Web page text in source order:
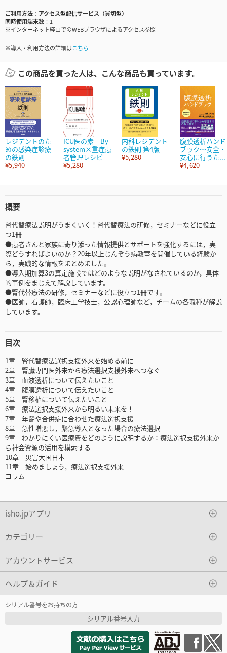
ご利用方法
アクセス型配信サービス（買切型）
同時使用端末数
1
※インターネット経由でのWEBブラウザによるアクセス参照
※導入・利用方法の詳細はこちら
この商品を買った人は、こんな商品も買っています。
レジデントのた
めの感染症診療
の鉄則
¥5,940
ICU医の素 By
system×重症患
者管理レシピ
¥5,280
内科レジデント
の鉄則 第4版
¥5,280
腹膜透析ハンド
ブック～安全・
安心に行うた...
¥4,620
概要
腎代替療法説明がうまくいく！腎代替療法の研修，セミナーなどに役立
つ1冊
●患者さんと家族に寄り添った情報提供とサポートを強化するには，実
際どうすればよいのか？20年以上じんぞう病教室を開催している経験か
ら，実践的な情報をまとめました。
●導入期加算3の算定施設ではどのような説明がなされているのか，具体
的事例をまじえて解説しています。
●腎代替療法の研修，セミナーなどに役立つ1冊です。
●医師，看護師，臨床工学技士，公認心理師など，チームの各職種が解説
しています。
目次
1章 腎代替療法選択支援外来を始める前に
2章 腎臓専門医外来から療法選択支援外来へつなぐ
3章 血液透析について伝えたいこと
4章 腹膜透析について伝えたいこと
5章 腎移植について伝えたいこと
6章 療法選択支援外来から明るい未来を！
7章 年齢や合併症に合わせた療法選択支援
8章 急性増悪し，緊急導入となった場合の療法選択
9章 わかりにくい医療費をどのように説明するか：療法選択支援外来か
ら社会資源の活用を模索する
10章 災害大国日本
11章 始めましょう，療法選択支援外来
コラム
isho.jpアプリ
カテゴリー
アカウントサービス
ヘルプ＆ガイド
シリアル番号をお持ちの方
シリアル番号入力